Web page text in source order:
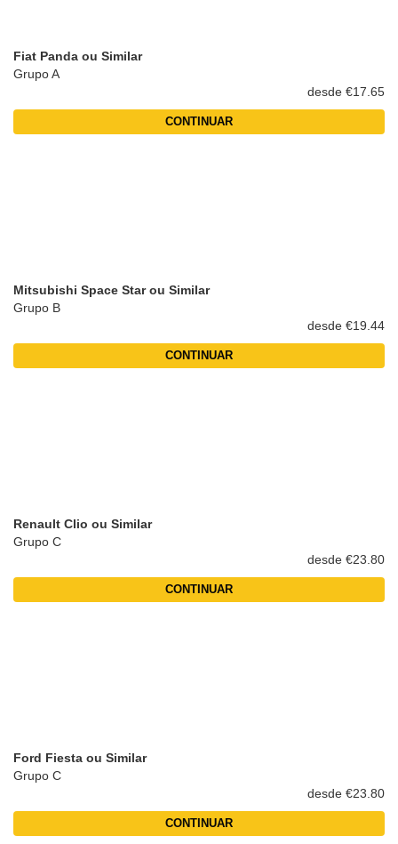
Fiat Panda ou Similar
Grupo A
desde €17.65
CONTINUAR
Mitsubishi Space Star ou Similar
Grupo B
desde €19.44
CONTINUAR
Renault Clio ou Similar
Grupo C
desde €23.80
CONTINUAR
Ford Fiesta ou Similar
Grupo C
desde €23.80
CONTINUAR